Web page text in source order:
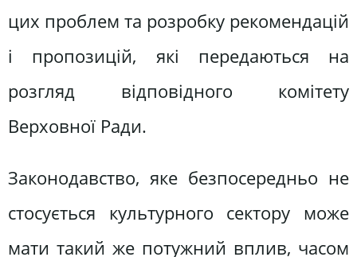
цих проблем та розробку рекомендацій
і пропозицій, які передаються на
розгляд відповідного комітету
Верховної Ради.
Законодавство, яке безпосередньо не
стосується культурного сектору може
мати такий же потужний вплив, часом